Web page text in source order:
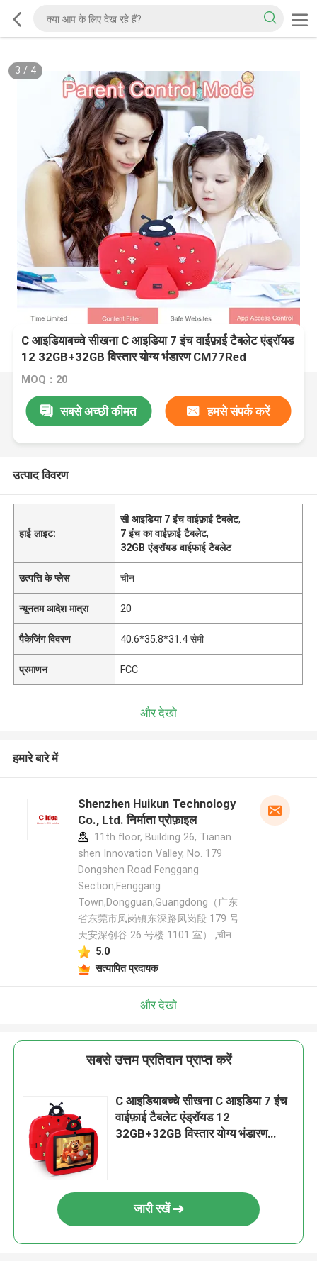
3 / 4
C आइडियाबच्चे सीखना C आइडिया 7 इंच वाईफ़ाई टैबलेट एंड्रॉयड
12 32GB+32GB विस्तार योग्य भंडारण CM77Red
MOQ：20
सबसे अच्छी कीमत हमसे संपर्क करें
उत्पाद विवरण
हाई लाइट:
सी आइडिया 7 इंच वाईफ़ाई टैबलेट,
7 इंच का वाईफ़ाई टैबलेट,
32GB एंड्रॉयड वाईफाई टैबलेट
उत्पत्ति के प्लेस चीन
न्यूनतम आदेश मात्रा 20
पैकेजिंग विवरण 40.6*35.8*31.4 सेमी
प्रमाणन FCC
और देखो
हमारे बारे में
Shenzhen Huikun Technology
Co., Ltd. निर्माता प्रोफ़ाइल
11th floor, Building 26, Tianan
shen Innovation Valley, No. 179
Dongshen Road Fenggang
Section,Fenggang
Town,Dongguan,Guangdong（广东
省东莞市凤岗镇东深路凤岗段 179 号
天安深创谷 26 号楼 1101 室） ,चीन
5.0
सत्यापित प्रदायक
और देखो
सबसे उत्तम प्रतिदान प्राप्त करें
C आइडियाबच्चे सीखना C आइडिया 7 इंच
वाईफ़ाई टैबलेट एंड्रॉयड 12
32GB+32GB विस्तार योग्य भंडारण
जारी रखें